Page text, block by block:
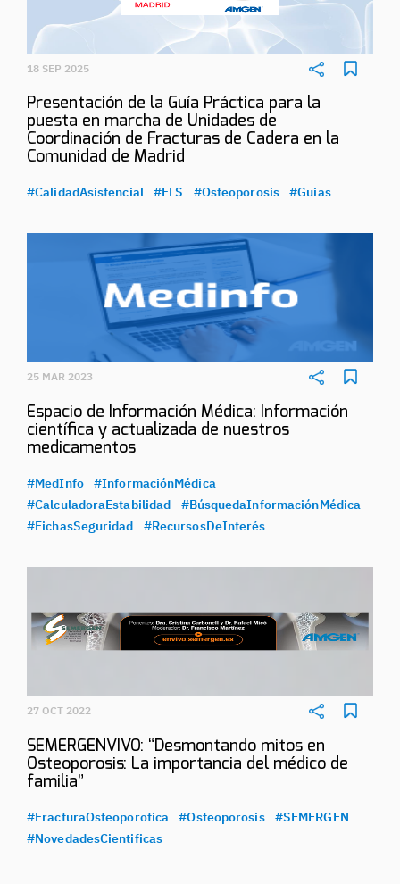
18 SEP 2025
Presentación de la Guía Práctica para la
puesta en marcha de Unidades de
Coordinación de Fracturas de Cadera en la
Comunidad de Madrid
#CalidadAsistencial #FLS #Osteoporosis #Guias
25 MAR 2023
Espacio de Información Médica: Información
científica y actualizada de nuestros
medicamentos
#MedInfo
#InformaciónMédica
#CalculadoraEstabilidad
#BúsquedaInformaciónMédica
#FichasSeguridad
#RecursosDeInterés
27 OCT 2022
SEMERGENVIVO: “Desmontando mitos en
Osteoporosis: La importancia del médico de
familia”
#FracturaOsteoporotica #Osteoporosis
#SEMERGEN
#NovedadesCientificas